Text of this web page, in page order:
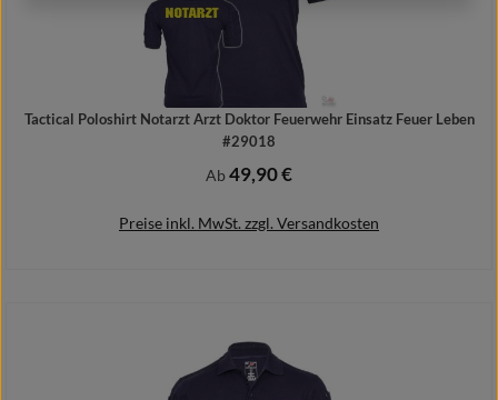
Tactical Poloshirt Notarzt Arzt Doktor Feuerwehr Einsatz Feuer Leben
#29018
Regulärer Preis:
Ab49,90 €
Preise inkl. MwSt. zzgl. Versandkosten